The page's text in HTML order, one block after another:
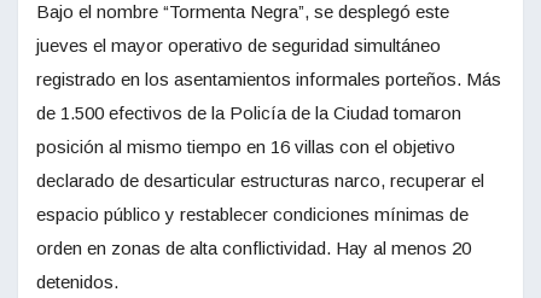
Bajo el nombre “Tormenta Negra”, se desplegó este
jueves el mayor operativo de seguridad simultáneo
registrado en los asentamientos informales porteños. Más
de 1.500 efectivos de la Policía de la Ciudad tomaron
posición al mismo tiempo en 16 villas con el objetivo
declarado de desarticular estructuras narco, recuperar el
espacio público y restablecer condiciones mínimas de
orden en zonas de alta conflictividad. Hay al menos 20
detenidos.